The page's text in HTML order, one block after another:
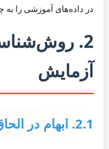
در داده‌های آموزشی را
2.
آزمایش
2.1. ابهام در الحاق بند موصولی